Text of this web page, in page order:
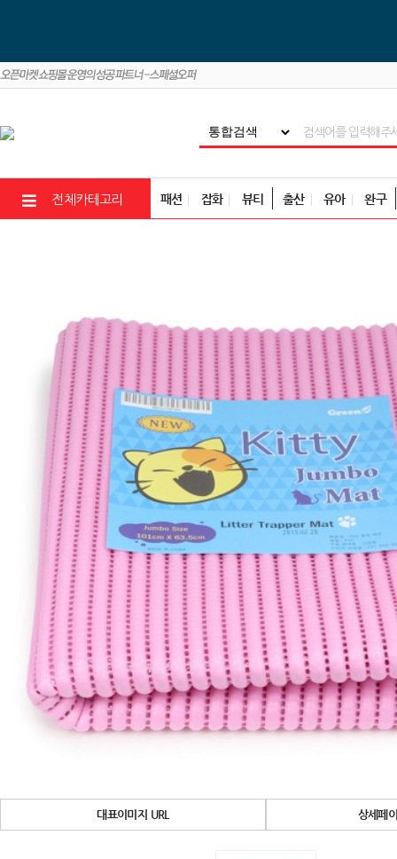
전체카테고리 패션 잡화 뷰티 출산 유아 완구
대표이미지 URL 상세페